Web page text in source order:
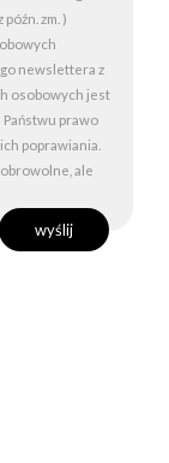
zm. )
newslettera z
osobowych jest
Państwu prawo
poprawiania.
ale